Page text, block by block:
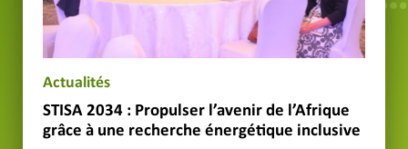
Actualités
STISA 2034 : Propulser l’avenir de l’Afrique
grâce à une recherche énergétique inclusive